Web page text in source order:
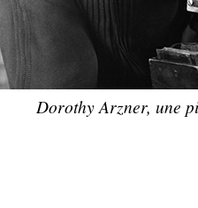
Dorothy Arzner, une